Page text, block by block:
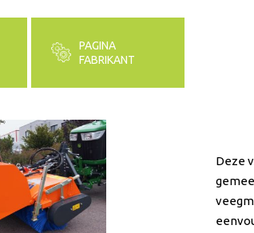
PAGINA
FABRIKANT
Deze